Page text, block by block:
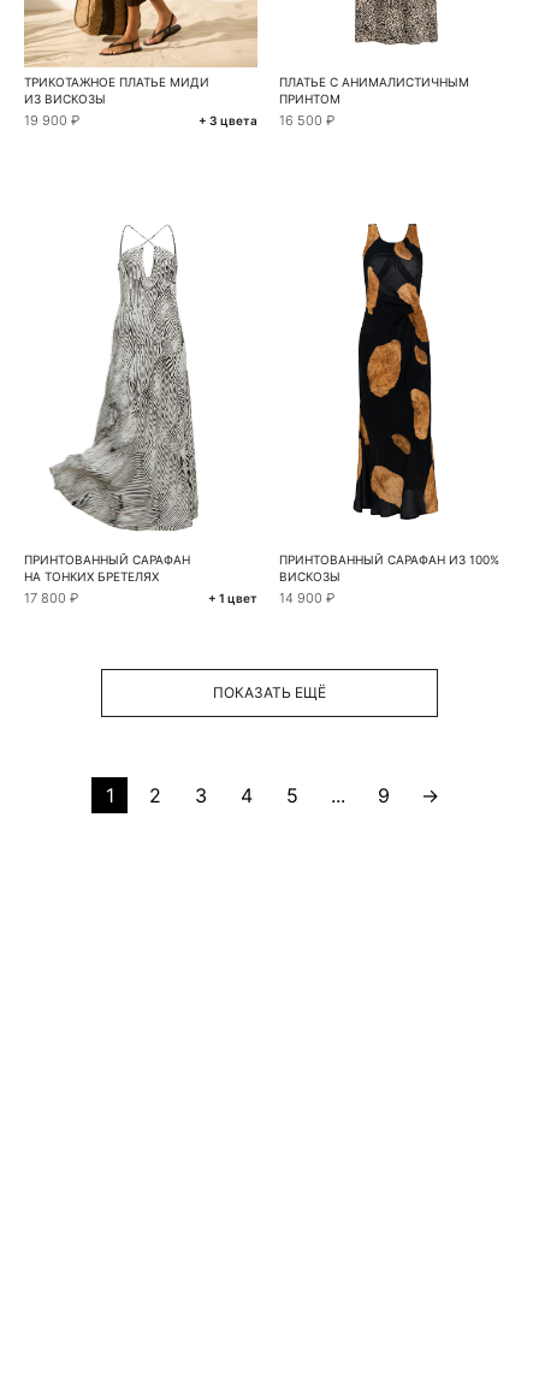
ТРИКОТАЖНОЕ ПЛАТЬЕ МИДИ
ИЗ ВИСКОЗЫ
19 900 ₽ + 3 цвета
ПЛАТЬЕ С АНИМАЛИСТИЧНЫМ
ПРИНТОМ
16 500 ₽
ПРИНТОВАННЫЙ САРАФАН
НА ТОНКИХ БРЕТЕЛЯХ
17 800 ₽ + 1 цвет
ПРИНТОВАННЫЙ САРАФАН ИЗ 100%
ВИСКОЗЫ
14 900 ₽
ПОКАЗАТЬ ЕЩЁ
1 2 3 4 5 ... 9 →